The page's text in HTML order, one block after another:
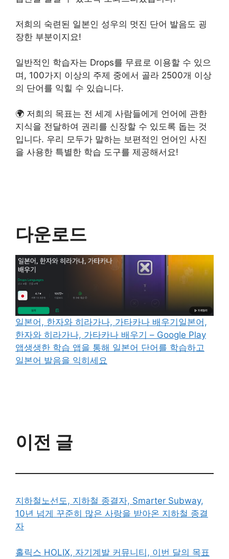
저희의 숙련된 일본인 성우의 멋진 단어 발음도 굉
장한 부분이지요!
일반적인 학습자는 Drops를 무료로 이용할 수 있으
며, 100가지 이상의 주제 중에서 골라 2500개 이상
의 단어를 익힐 수 있습니다.
🌍 저희의 목표는 전 세계 사람들에게 언어에 관한
지식을 전달하여 권리를 신장할 수 있도록 돕는 것
입니다. 우리 모두가 말하는 보편적인 언어인 사진
을 사용한 특별한 학습 도구를 제공해서요!
다운로드
일본어, 한자와 히라가나, 가타카나 배우기일본어,
한자와 히라가나, 가타카나 배우기 – Google Play
앱생생한 학습 앱을 통해 일본어 단어를 학습하고
일본어 발음을 익히세요
이전 글
지하철노선도, 지하철 종결자, Smarter Subway,
10년 넘게 꾸준히 많은 사랑을 받아온 지하철 종결
자
홀릭스 HOLIX, 자기계발 커뮤니티, 이번 달의 목표